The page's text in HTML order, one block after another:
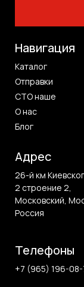
Навигация
Каталог
Отправки
СТО наше
О нас
Блог
Адрес
26-й км
2 строение 2,
Московский,
Россия
Телефоны
+7 (965) 196-08-